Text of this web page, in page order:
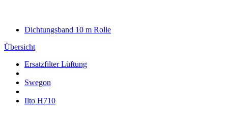
Dichtungsband 10 m Rolle
Übersicht
Ersatzfilter Lüftung
Swegon
Ilto H710